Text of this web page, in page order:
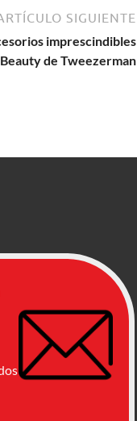
SIGUIENTE
imprescindibles
Beauty de Tweezerman